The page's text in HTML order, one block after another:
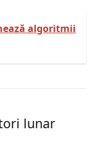
algoritmii
lunar